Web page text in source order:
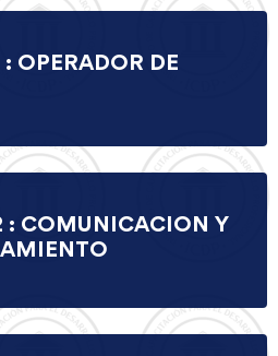
OPERADOR DE
: COMUNICACION Y